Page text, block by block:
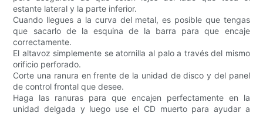
estante lateral y la parte inferior.
Cuando llegues a la curva del metal, es posible que tengas
que sacarlo de la esquina de la barra para que encaje
correctamente.
El altavoz simplemente se atornilla al palo a través del mismo
orificio perforado.
Corte una ranura en frente de la unidad de disco y del panel
de control frontal que desee.
Haga las ranuras para que encajen perfectamente en la
unidad delgada y luego use el CD muerto para ayudar a